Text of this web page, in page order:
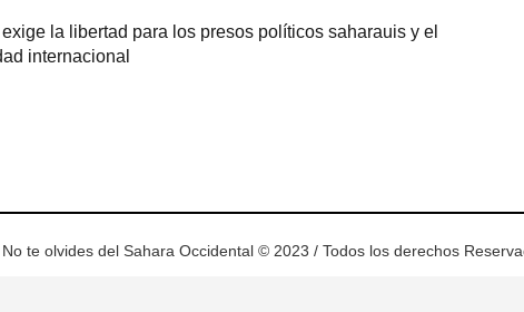
la libertad para los presos políticos saharauis y el
internacional
No te olvides del Sahara Occidental © 2023 / Todos los derechos